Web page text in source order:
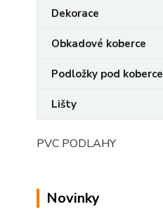
Dekorace
Obkadové koberce
Podložky pod koberce
Lišty
PVC PODLAHY
Novinky